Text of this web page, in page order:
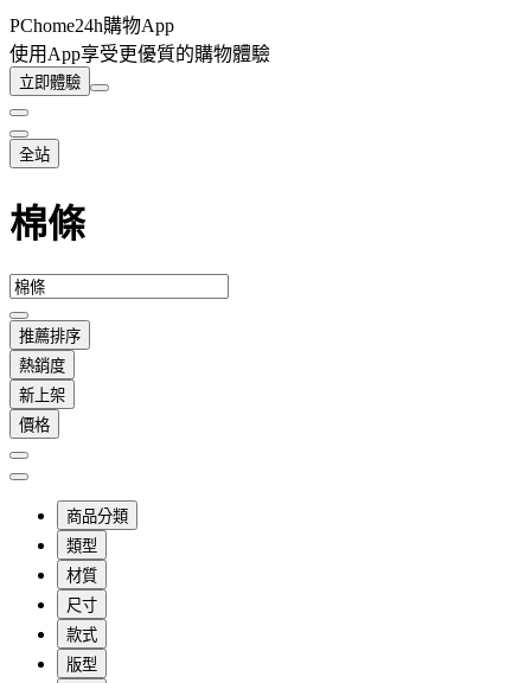
PChome24h購物App
使用App享受更優質的購物體驗
立即體驗
全站
棉條
推薦排序
熱銷度
新上架
價格
商品分類
類型
材質
尺寸
款式
版型